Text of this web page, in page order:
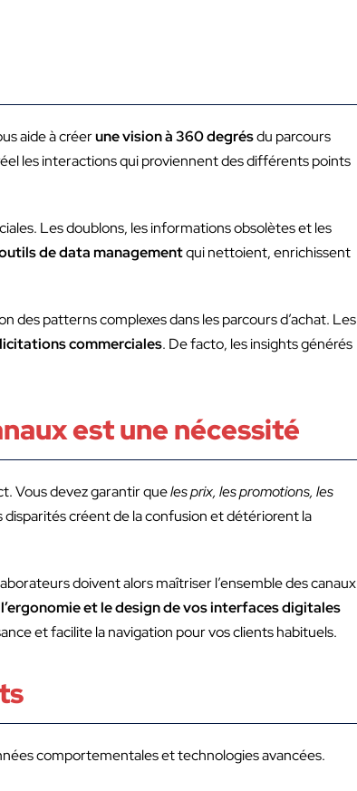
aide à créerune vision à 360 degrésdu parcours
les interactions qui proviennent des différents points
Les doublons, les informations obsolètes et les
de data managementqui nettoient, enrichissent
des patterns complexes dans les parcours d’achat. Les
commerciales. De facto, les insights générés
est une nécessité
Vous devez garantir queles prix, les promotions, les
créent de la confusion et détériorent la
doivent alors maîtriser l’ensemble des canaux
l’ergonomie et le design de vos interfaces digitales
et facilite la navigation pour vos clients habituels.
comportementales et technologies avancées.